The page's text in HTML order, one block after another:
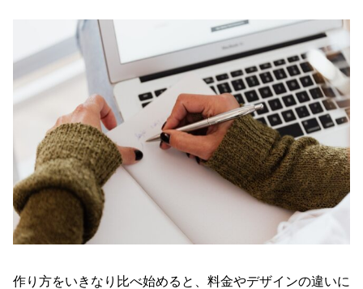
作り方をいきなり比べ始めると、料金やデザインの違いに